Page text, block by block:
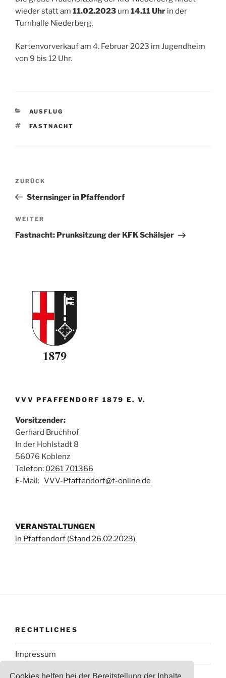
wieder statt am 11.02.2023 um 14.11 Uhr in der
Turnhalle Niederberg.
Kartenvorverkauf am 4. Februar 2023 im Jugendheim
von 9 bis 12 Uhr.
KATEGORIEN
AUSFLUG
SCHLAGWÖRTER
FASTNACHT
Beitragsnavigation
Vorheriger
Beitrag
ZURÜCK
Sternsinger in Pfaffendorf
Nächster
Beitrag
WEITER
Fastnacht: Prunksitzung der KFK Schälsjer
VVV PFAFFENDORF 1879 E. V.
Vorsitzender:
Gerhard Bruchhof
In der Hohlstadt 8
56076 Koblenz
Telefon: 0261 701366
E-Mail: VVV-Pfaffendorf@t-online.de
VERANSTALTUNGEN
in Pfaffendorf (Stand 26.02.2023)
RECHTLICHES
Impressum
Datenschutzerklärung